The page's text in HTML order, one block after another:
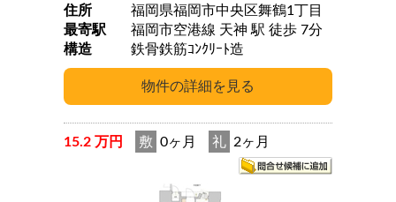
住所
福岡県福岡市中央区舞鶴1丁目
最寄駅
福岡市空港線 天神 駅 徒歩 7分
構造
鉄骨鉄筋ｺﾝｸﾘｰﾄ造
15.2 万円 敷 0ヶ月 礼 2ヶ月